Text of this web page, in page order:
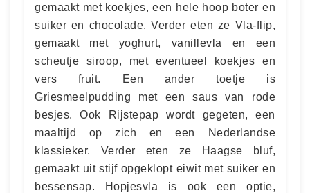
gemaakt met koekjes, een hele hoop boter en
suiker en chocolade. Verder eten ze Vla-flip,
gemaakt met yoghurt, vanillevla en een
scheutje siroop, met eventueel koekjes en
vers fruit. Een ander toetje is
Griesmeelpudding met een saus van rode
besjes. Ook Rijstepap wordt gegeten, een
maaltijd op zich en een Nederlandse
klassieker. Verder eten ze Haagse bluf,
gemaakt uit stijf opgeklopt eiwit met suiker en
bessensap. Hopjesvla is ook een optie,